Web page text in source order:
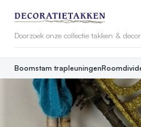
Boomstam trapleuningen